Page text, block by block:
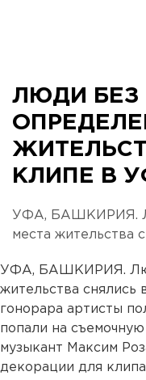
ЛЮДИ БЕЗ
КЛИПЕ В
УФА, БАШКИРИЯ.
места жительства
УФА, БАШКИРИЯ.
жительства снялись
гонорара артисты
попали на
музыкант Максим
декорации для